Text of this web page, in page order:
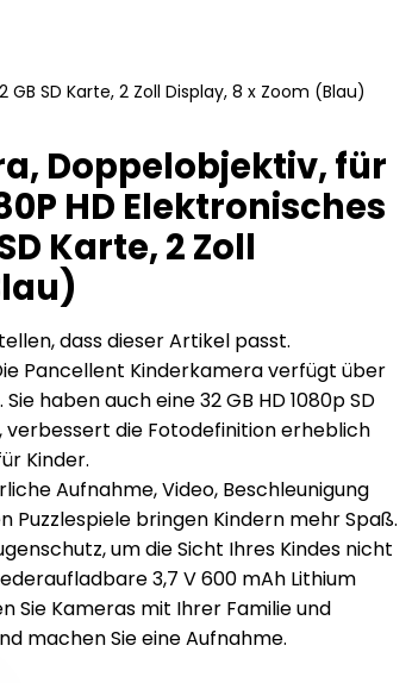
SD Karte, 2 Zoll Display, 8 x Zoom (Blau)
Doppelobjektiv, für
HD Elektronisches
Karte, 2 Zoll
dass dieser Artikel passt.
Pancellent Kinderkamera verfügt über
haben auch eine 32 GB HD 1080p SD
verbessert die Fotodefinition erheblich
Kinder.
Aufnahme, Video, Beschleunigung
Puzzlespiele bringen Kindern mehr Spaß.
um die Sicht Ihres Kindes nicht
3,7 V 600 mAh Lithium
Sie Kameras mit Ihrer Familie und
machen Sie eine Aufnahme.